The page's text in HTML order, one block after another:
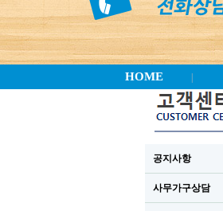
HOME
공지사항
사무가구상담